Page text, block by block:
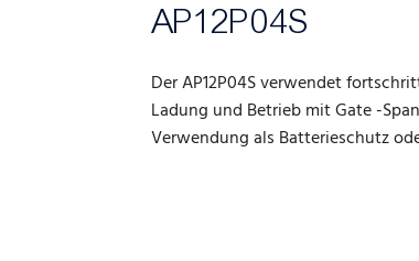
AP12P04S
Der AP12P04S verwendet
Ladung und Betrieb mit Gate -
Verwendung als Batterieschutz